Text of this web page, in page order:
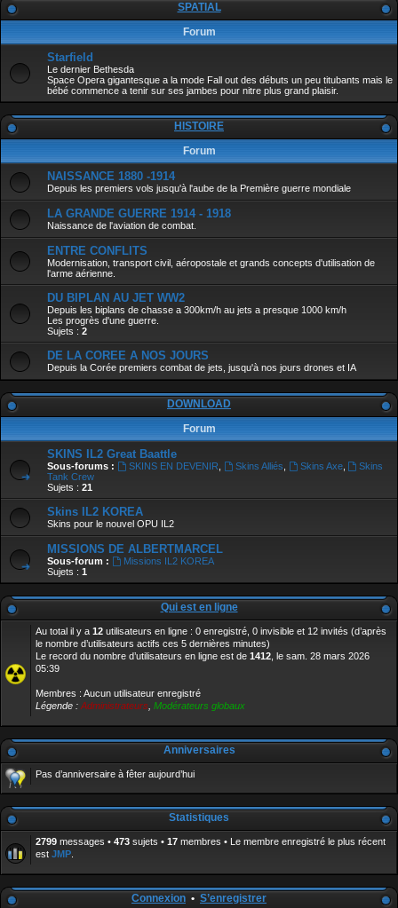
SPATIAL
Forum
Starfield
Le dernier Bethesda
Space Opera gigantesque a la mode Fall out des débuts un peu titubants mais le
bébé commence a tenir sur ses jambes pour nitre plus grand plaisir.
HISTOIRE
Forum
NAISSANCE 1880 -1914
Depuis les premiers vols jusqu'à l'aube de la Première guerre mondiale
LA GRANDE GUERRE 1914 - 1918
Naissance de l'aviation de combat.
ENTRE CONFLITS
Modernisation, transport civil, aéropostale et grands concepts d'utilisation de
l'arme aérienne.
DU BIPLAN AU JET WW2
Depuis les biplans de chasse a 300km/h au jets a presque 1000 km/h
Les progrès d'une guerre.
Sujets : 2
DE LA COREE A NOS JOURS
Depuis la Corée premiers combat de jets, jusqu'à nos jours drones et IA
DOWNLOAD
Forum
SKINS IL2 Great Baattle
Sous-forums : SKINS EN DEVENIR Skins Alliés Skins Axe,
Skins
Tank Crew
Sujets : 21
Skins IL2 KOREA
Skins pour le nouvel OPU IL2
MISSIONS DE ALBERTMARCEL
Sous-forum :
Missions IL2 KOREA
Sujets : 1
Qui est en ligne
Au total il y a 12 utilisateurs en ligne : 0 enregistré, 0 invisible et 12 invités (d’après
le nombre d’utilisateurs actifs ces 5 dernières minutes)
Le record du nombre d’utilisateurs en ligne est de 1412 , le sam. 28 mars 2026
05:39
Membres : Aucun utilisateur enregistré
Légende : Administrateurs Modérateurs globaux
Anniversaires
Pas d’anniversaire à fêter aujourd’hui
Statistiques
2799 messages • 473 sujets • 17 membres • Le membre enregistré le plus récent
est JMP
Connexion • S’enregistrer